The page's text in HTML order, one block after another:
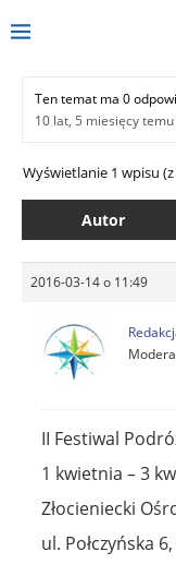
Ten temat ma 0
10 lat, 5 miesięcy temu
Wyświetlanie 1 wpisu
Autor
2016-03-14 o 11:49
II Festiwal
1 kwietnia – 3
Złocieniecki
ul. Połczyńska